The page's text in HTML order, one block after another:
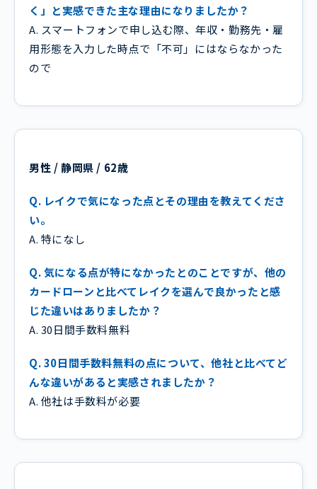
く」と実感できた主な理由になりましたか？
A. スマートフォンで申し込む際、年収・勤務先・雇
用形態を入力した時点で「不可」にはならなかった
ので
男性 / 静岡県 / 62歳
Q. レイクで気になった点とその理由を教えてくださ
い。
A. 特になし
Q. 気になる点が特になかったとのことですが、他の
カードローンと比べてレイクを選んで良かったと感
じた違いはありましたか？
A. 30日間手数料無料
Q. 30日間手数料無料の点について、他社と比べてど
んな違いがあると実感されましたか？
A. 他社は手数料が必要